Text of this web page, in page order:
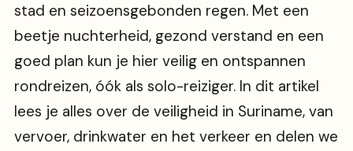
stad en seizoensgebonden regen. Met een
beetje nuchterheid, gezond verstand en een
goed plan kun je hier veilig en ontspannen
rondreizen, óók als solo-reiziger. In dit artikel
lees je alles over de veiligheid in Suriname, van
vervoer, drinkwater en het verkeer en delen we